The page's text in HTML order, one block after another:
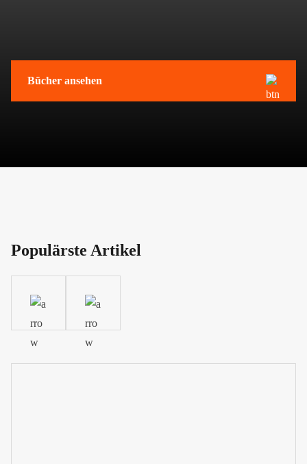
Bücher ansehen
Populärste Artikel